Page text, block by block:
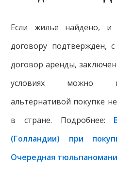
Если жилье найдено, и
договору подтвержден,
договор аренды,
условиях можно
альтернативой покупке
в стране. Подробнее:
(Голландии) при
Очередная